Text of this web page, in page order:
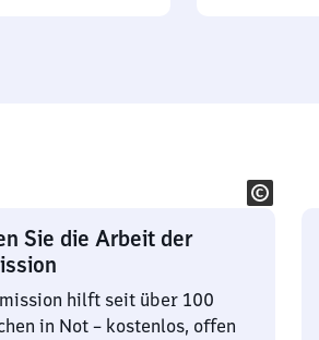
Sie die Arbeit der
hilft seit über 100
in Not – kostenlos, offen